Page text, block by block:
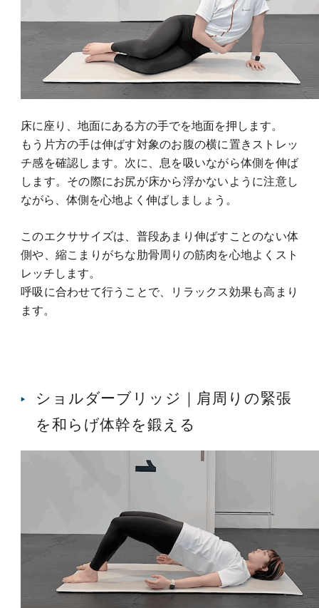
床に座り、地面にある方の手でを地面を押します。
もう片方の手は伸ばす対象のお腹の横に置きストレッ
チ感を確認します。次に、息を吸いながら体側を伸ば
します。その際にお尻が床から浮かないように注意し
ながら、体側を心地よく伸ばしましょう。
このエクササイズは、普段あまり伸ばすことのない体
側や、縮こまりがちな肋骨周りの筋肉を心地よくスト
レッチします。
呼吸に合わせて行うことで、リラックス効果も高まり
ます。
ショルダーブリッジ｜肩周りの緊張
を和らげ体幹を鍛える